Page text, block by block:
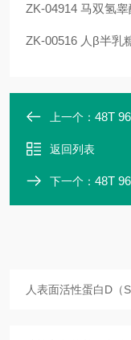
ZK-04914 马双氢
ZK-00516 人β半乳
上一个： 48T
返回列表
下一个： 48T 96T